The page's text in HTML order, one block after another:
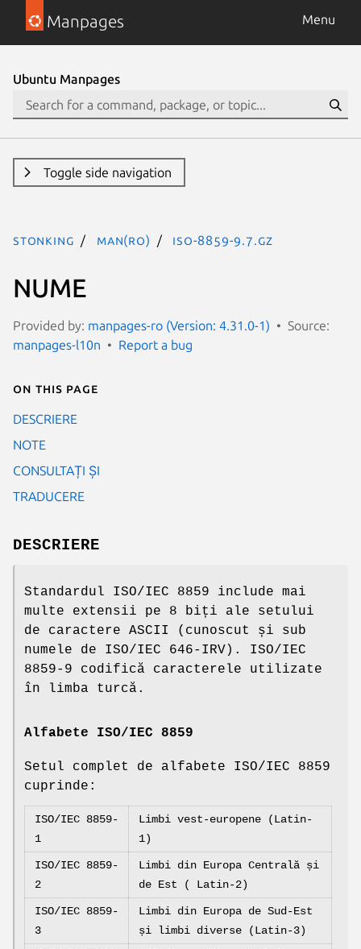
Manpages Menu
Ubuntu Manpages
Toggle side navigation
stonking man(ro) iso-8859-9.7.gz
NUME
Provided by: manpages-ro (Version: 4.31.0-1)
Source:
manpages-l10n
Report a bug
On this page
DESCRIERE
NOTE
CONSULTAȚI ȘI
TRADUCERE
DESCRIERE
Standardul ISO/IEC 8859 include mai
multe extensii pe 8 biți ale setului
de caractere ASCII (cunoscut și sub
numele de ISO/IEC 646-IRV). ISO/IEC
8859-9 codifică caracterele utilizate
în limba turcă.
Alfabete ISO/IEC 8859
Setul complet de alfabete ISO/IEC 8859
cuprinde:
ISO/IEC 8859-
1
Limbi vest-europene (Latin-
1)
ISO/IEC 8859-
2
Limbi din Europa Centrală și
de Est ( Latin-2)
ISO/IEC 8859-
3
Limbi din Europa de Sud-Est
și limbi diverse (Latin-3)